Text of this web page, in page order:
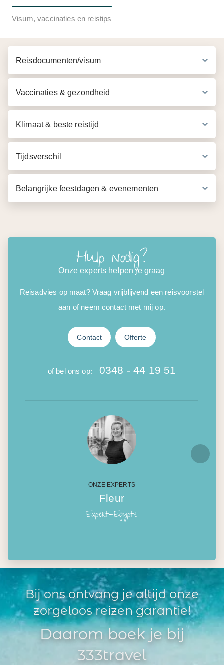
Inbegrepen in de prijs
Begeleiding van een Engelssprekende gids
Entreegelden volgens programma
Visum, vaccinaties en reistips
Reisdocumenten/visum
Vaccinaties & gezondheid
Klimaat & beste reistijd
Tijdsverschil
Belangrijke feestdagen & evenementen
Hulp nodig?
Onze experts helpen je graag
Reisadvies op maat? Vraag vrijblijvend een reisvoorstel
aan of neem contact met mij op.
Contact Offerte
of bel ons op: 0348 - 44 19 51
ONZE EXPERTS
Fleur
Expert-Egypte
Bij ons ontvang je altijd onze
zorgeloos reizen garantie!
Daarom boek je bij
333travel